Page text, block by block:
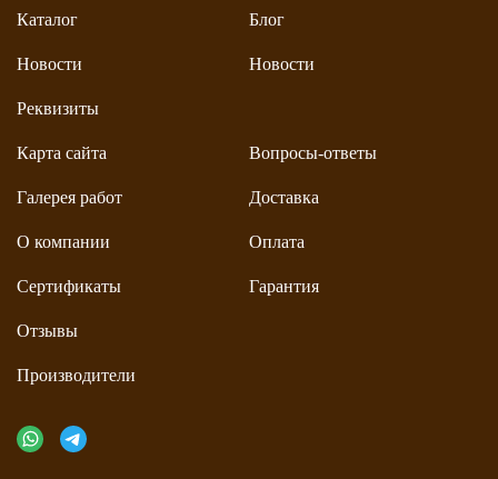
Каталог
Новости
Реквизиты
Карта сайта
Галерея работ
Блог
Новости
О компании
Сертификаты
Отзывы
Производители
Вопросы-ответы
Доставка
Оплата
Гарантия